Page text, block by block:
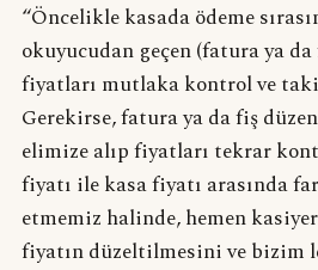
“Öncelikle kasada ödeme
okuyucudan geçen (fatura ya da
fiyatları mutlaka kontrol ve
Gerekirse, fatura ya da fiş
elimize alıp fiyatları tekrar
fiyatı ile kasa fiyatı arasında
etmemiz halinde, hemen
fiyatın düzeltilmesini ve bizim